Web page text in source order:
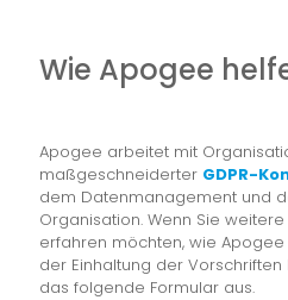
Wie Apogee
Apogee arbeitet mit
maßgeschneiderter GDPR-
dem Datenmanagement und
Organisation. Wenn Sie
erfahren möchten, wie
der Einhaltung der
das folgende Formular aus.